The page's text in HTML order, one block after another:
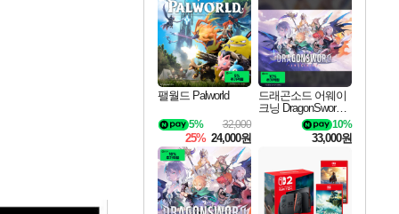
최대 90% 할인가를 만나보세요!
네이버혜택과 함께 만나보세요!
이니&베니 혜택까지!
네이버 혜택가와 함께 예약하세요!
할인&네이버혜택으로 만나보세요!
네이버페이 혜택과 만나보세요!
40주년 프로모션으로 만나보세요!
할인가에 만나보세요!
일부 에디션 상시 할인!
혜택으로 예약 판매 중
편안하게 충전하세요
팰월드 Palworld
32,000
5%
25% 24,000원
드래곤소드 어웨이
크닝 DragonSword A
10%
33,000원